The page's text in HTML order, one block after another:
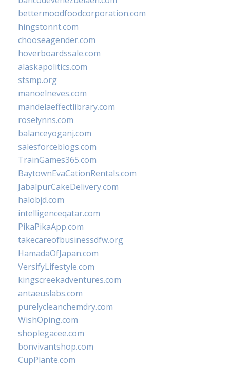
bettermoodfoodcorporation.com
hingstonnt.com
chooseagender.com
hoverboardssale.com
alaskapolitics.com
stsmp.org
manoelneves.com
mandelaeffectlibrary.com
roselynns.com
balanceyoganj.com
salesforceblogs.com
TrainGames365.com
BaytownEvaCationRentals.com
JabalpurCakeDelivery.com
halobjd.com
intelligenceqatar.com
PikaPikaApp.com
takecareofbusinessdfw.org
HamadaOfJapan.com
VersifyLifestyle.com
kingscreekadventures.com
antaeuslabs.com
purelycleanchemdry.com
WishOping.com
shoplegacee.com
bonvivantshop.com
CupPlante.com